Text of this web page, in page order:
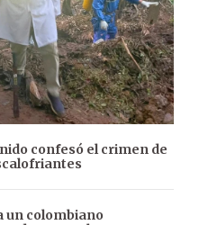
confesó el crimen de
un colombiano